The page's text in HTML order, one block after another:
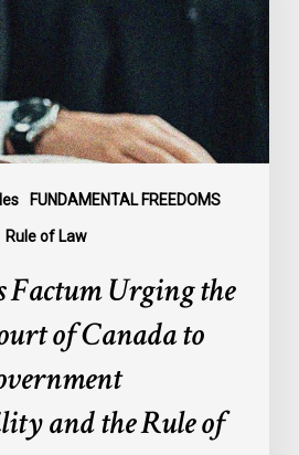
FUNDAMENTAL FREEDOMS
Rule of Law
Factum Urging the
of Canada to
and the Rule of